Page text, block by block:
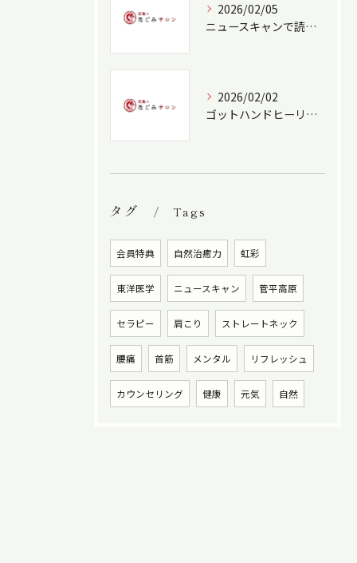
2026/02/05
ニュースキャンで読み解く心身のバランスケア
2026/02/02
ゴットハンドヒーリングの技術深化法
タグ Tags
会員特典 自然治癒力 虹彩
東洋医学 ニュースキャン 菅平高原
セラピー 肩こり ストレートネック
腰痛 首筋 メンタル リフレッシュ
カウンセリング 健康 元気 自然